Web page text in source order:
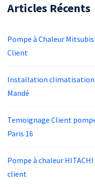
Articles Récents
Pompe à Chaleur
Client
Installation climatisation
Mandé
Temoignage Client
Paris 16
Pompe à chaleur
client